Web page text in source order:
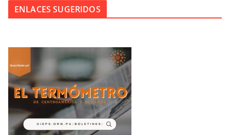
ENLACES SUGERIDOS